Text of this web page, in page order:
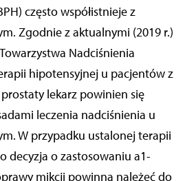
często współistnieje z
Zgodnie z aktualnymi (2019 r.)
Nadciśnienia
hipotensyjnej u pacjentów z
lekarz powinien się
leczenia nadciśnienia u
W przypadku ustalonej terapii
decyzja o zastosowaniu a1-
mikcji powinna należeć do